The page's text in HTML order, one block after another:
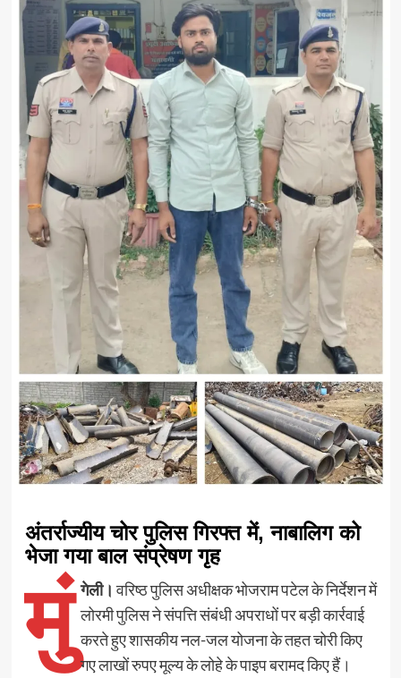
अंतर्राज्यीय चोर पुलिस गिरफ्त में, नाबालिग को
भेजा गया बाल संप्रेषण गृह
मुं गेली। वरिष्ठ पुलिस अधीक्षक भोजराम पटेल के निर्देशन में
लोरमी पुलिस ने संपत्ति संबंधी अपराधों पर बड़ी कार्रवाई
करते हुए शासकीय नल-जल योजना के तहत चोरी किए
गए लाखों रुपए मूल्य के लोहे के पाइप बरामद किए हैं।